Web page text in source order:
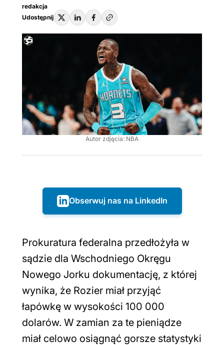
redakcja
Udostępnij
Autor zdjęcia: NBA
Obserwuj nas na LinkedIn
Prokuratura federalna przedłożyła w
sądzie dla Wschodniego Okręgu
Nowego Jorku dokumentację, z której
wynika, że Rozier miał przyjąć
łapówkę w wysokości 100 000
dolarów. W zamian za te pieniądze
miał celowo osiągnąć gorsze statystyki